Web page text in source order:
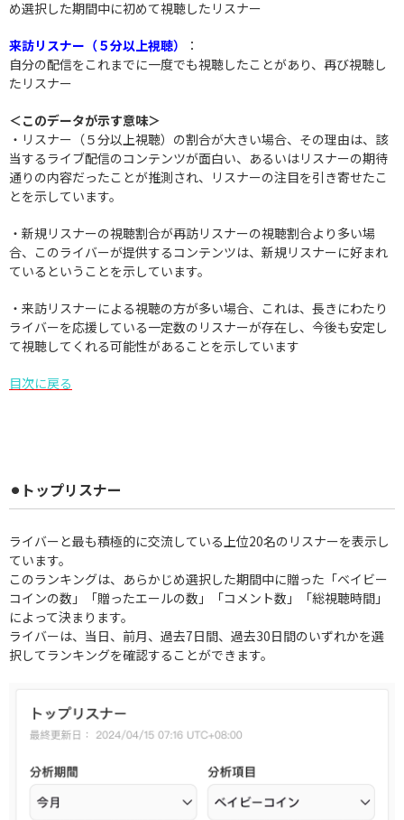
め選択した期間中に初めて視聴したリスナー
来訪リスナー（５分以上視聴）
：
自分の配信をこれまでに一度でも視聴したことがあり、再び視聴し
たリスナー
＜このデータが示す意味＞
・リスナー（５分以上視聴）の割合が大きい場合、その理由は、該
当するライブ配信のコンテンツが面白い、あるいはリスナーの期待
通りの内容だったことが推測され、リスナーの注目を引き寄せたこ
とを示しています。
・新規リスナーの視聴割合が再訪リスナーの視聴割合より多い場
合、このライバーが提供するコンテンツは、新規リスナーに好まれ
ているということを示しています。
・来訪リスナーによる視聴の方が多い場合、これは、長きにわたり
ライバーを応援している一定数のリスナーが存在し、今後も安定し
て視聴してくれる可能性があることを示しています
目次に戻る
⚫︎ トップリスナー
ライバーと最も積極的に交流している上位20名のリスナーを表示し
ています。
このランキングは、あらかじめ選択した期間中に贈った「ベイビー
コインの数」「贈ったエールの数」「コメント数」「総視聴時間」
によって決まります。
ライバーは、当日、前月、過去7日間、過去30日間のいずれかを選
択してランキングを確認することができます。